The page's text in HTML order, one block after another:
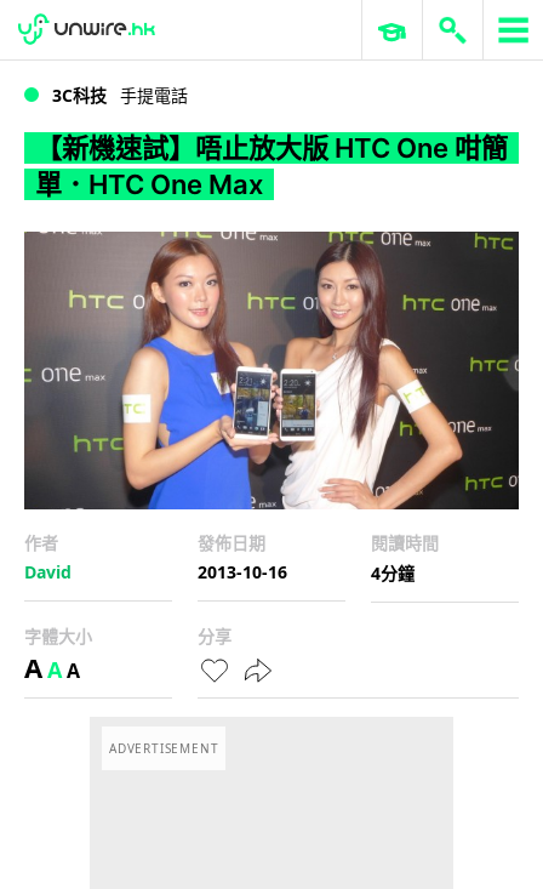
WWDC 2026 ERP 與商業 AI
3C科技 手提電話
【新機速試】唔止放大版 HTC One 咁簡
單．HTC One Max
作者
David
發佈日期
2013-10-16
閱讀時間
4分鐘
字體大小
AAA
分享
ADVERTISEMENT